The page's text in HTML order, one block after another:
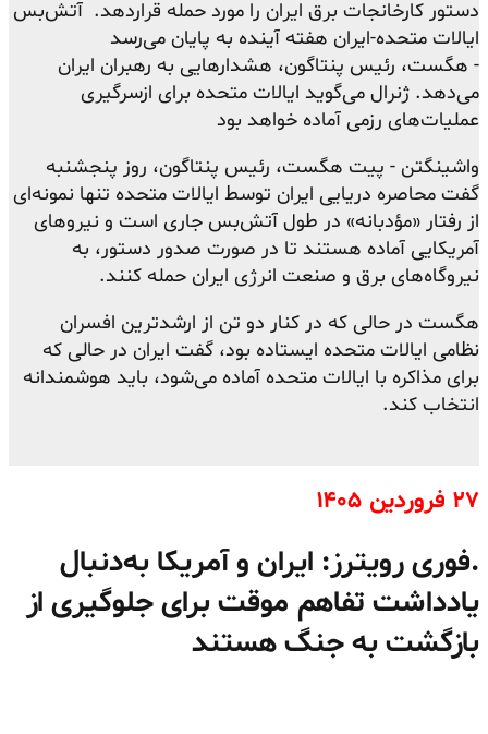
دستور کارخانجات برق ایران را مورد حمله قراردهد. آتش‌بس
ایالات متحده-ایران هفته آینده به پایان می‌رسد
- هگست، رئیس پنتاگون، هشدارهایی به رهبران ایران
می‌دهد. ژنرال می‌گوید ایالات متحده برای ازسرگیری
عملیات‌های رزمی آماده خواهد بود
واشینگتن - پیت هگست، رئیس پنتاگون، روز پنجشنبه
گفت محاصره دریایی ایران توسط ایالات متحده تنها نمونه‌ای
از رفتار «مؤدبانه» در طول آتش‌بس جاری است و نیروهای
آمریکایی آماده هستند تا در صورت صدور دستور، به
نیروگاه‌های برق و صنعت انرژی ایران حمله کنند.
هگست در حالی که در کنار دو تن از ارشدترین افسران
نظامی ایالات متحده ایستاده بود، گفت ایران در حالی که
برای مذاکره با ایالات متحده آماده می‌شود، باید هوشمندانه
انتخاب کند.
۲۷ فروردین ۱۴۰۵
.فوری رویترز: ایران و آمریکا به‌دنبال
یادداشت تفاهم موقت برای جلوگیری از
بازگشت به جنگ هستند